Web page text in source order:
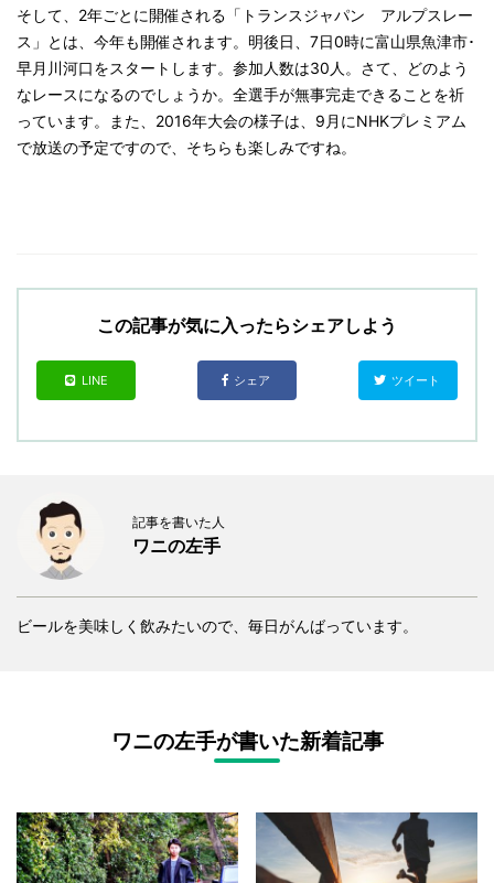
そして、2年ごとに開催される「トランスジャパン アルプスレー
ス」とは、今年も開催されます。明後日、7日0時に富山県魚津市･
早月川河口をスタートします。参加人数は30人。さて、どのよう
なレースになるのでしょうか。全選手が無事完走できることを祈
っています。また、2016年大会の様子は、9月にNHKプレミアム
で放送の予定ですので、そちらも楽しみですね。
この記事が気に入ったらシェアしよう
LINE シェア ツイート
記事を書いた人
ワニの左手
ビールを美味しく飲みたいので、毎日がんばっています。
ワニの左手が書いた新着記事